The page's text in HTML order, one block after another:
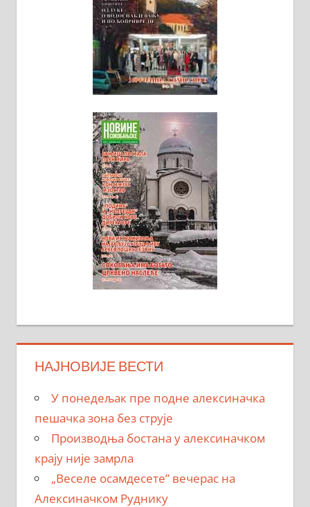
НАЈНОВИЈЕ ВЕСТИ
У понедељак пре подне алексиначка
пешачка зона без струје
Производња бостана у алексиначком
крају није замрла
„Веселе осамдесете” вечерас на
Алексиначком Руднику